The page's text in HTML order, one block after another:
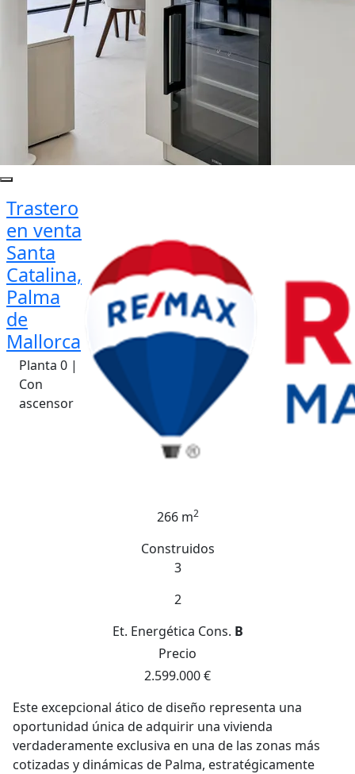
Trastero
en venta
Santa
Catalina,
Palma
de
Mallorca
Planta 0 |
Con
ascensor
266 m2
Construidos
3
2
Et. Energética Cons. B
Precio
2.599.000 €
Este excepcional ático de diseño representa una
oportunidad única de adquirir una vivienda
verdaderamente exclusiva en una de las zonas más
cotizadas y dinámicas de Palma, estratégicamente